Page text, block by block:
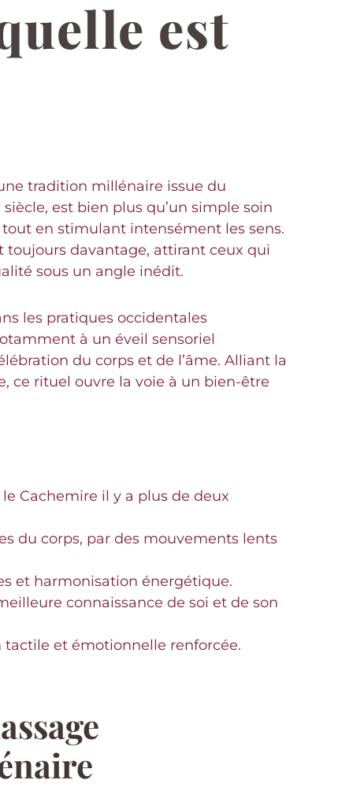
est
tradition millénaire issue du
est bien plus qu’un simple soin
en stimulant intensément les sens.
toujours davantage, attirant ceux qui
sous un angle inédit.
les pratiques occidentales
à un éveil sensoriel
du corps et de l’âme. Alliant la
ce rituel ouvre la voie à un bien-être
Cachemire il y a plus de deux
du corps, par des mouvements lents
et harmonisation énergétique.
connaissance de soi et de son
et émotionnelle renforcée.